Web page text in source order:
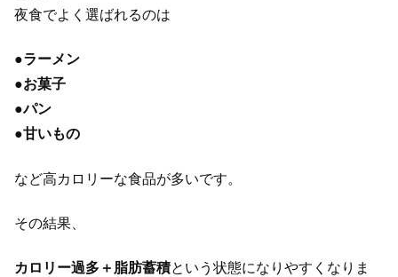
夜食でよく選ばれるのは
●ラーメン
●お菓子
●パン
●甘いもの
など高カロリーな食品が多いです。
その結果、
カロリー過多＋脂肪蓄積という状態になりやすくなりま